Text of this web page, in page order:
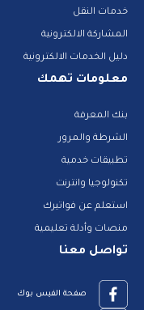
خدمات النقل
المشاركة الالكترونية
دليل الخدمات الالكترونية
معلومات تهمك
بنك المعرفة
الشرطة والمرور
تطبيقات خدمية
تكنولوجيا وانترنت
استعلم عن فواتيرك
منصات وأدلة تعليمية
تواصل معنا
صفحة الفيس بوك